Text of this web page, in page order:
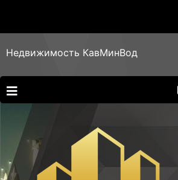
Недвижимость КавМинВод